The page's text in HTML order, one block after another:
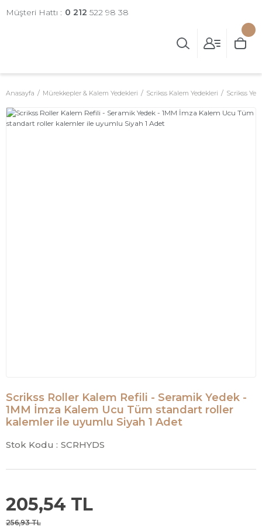
Müşteri Hattı : 0 212 522 98 38
Anasayfa Mürekkepler & Kalem Yedekleri Scrikss Kalem Yedekleri Scrikss
Scrikss Roller Kalem Refili - Seramik Yedek -
1MM İmza Kalem Ucu Tüm standart roller
kalemler ile uyumlu Siyah 1 Adet
Stok Kodu : SCRHYDS
205,54 TL
256,93 TL